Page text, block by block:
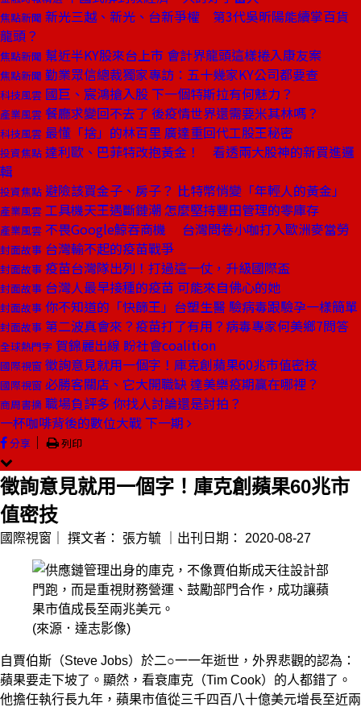
焦點新聞 新光三越、新光、台新爭權 第3代吳昕陽能續掌百貨
龍頭？
焦點新聞 幫近半KY股來台上市 會計界龍頭這樣捲入康友案
焦點新聞 勤業眾信總裁獨家專訪：五十幾家KY公司都要查
科技風雲 國巨、宸鴻搶入股 下一個特斯拉有何魅力？
產業風雲 餐廳求變回不去了 後疫情世界還需要米其林嗎？
科技風雲 最懂「捨」的林百里 廣達重回代工股王秘密
投資焦點 達利歐、巴菲特改抱黃金！ 看透兩大股神的新買進邏
輯
投資焦點 避險該買金子、房子？ 比特幣悄變「年輕人的黃金」
產業風雲 工具機天王遇斷鏈潮 怎麼堅持豐田管理的零庫存
產業風雲 不畏Google鯨吞商機 台灣問卷小咖打入歐洲麥當勞
封面故事 台灣輸不起的疫苗戰爭
封面故事 疫苗台灣隊出列！打過這一仗，升級國際盃
封面故事 台灣人最早接種的疫苗 可能來自佛心的她
封面故事 你不知道的「快篩王」台塑生醫 驗病毒跟驗孕一樣簡單
封面故事 第二波真會來？疫苗打了有用？病毒專家何美鄉7問答
全球熱門字 賀錦麗出線 盼社會coalition
國際視窗 徵詢意見就用一個字！庫克創蘋果60兆市值密技
國際視窗 必勝客關店、它大開職缺 達美樂疫期贏在哪裡？
商周書摘 職場負評多 你找人討論還是討拍？
一杯咖啡背後的數位大戰下一期
分享 ｜ 列印
徵詢意見就用一個字！庫克創蘋果60兆市
值密技
國際視窗｜ 撰文者： 張方毓 ｜出刊日期： 2020-08-27
(來源．達志影像)
自賈伯斯（Steve Jobs）於二○一一年逝世，外界悲觀的認為：
蘋果要走下坡了。顯然，看衰庫克（Tim Cook）的人都錯了。
他擔任執行長九年，蘋果市值從三千四百八十億美元增長至近兩